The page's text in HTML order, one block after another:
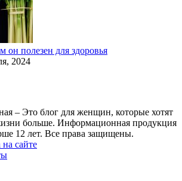
он полезен для здоровья
2024
– Это блог для женщин, которые хотят
больше. Информационная продукция
12 лет. Все права защищены.
сайте